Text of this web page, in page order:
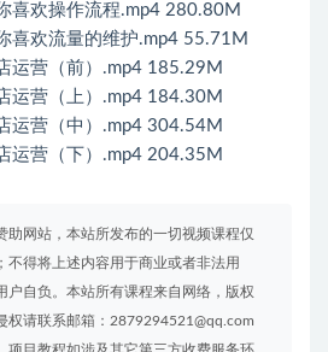
喜欢操作流程.mp4 280.80M
喜欢流量的维护.mp4 55.71M
运营（前）.mp4 185.29M
运营（上）.mp4 184.30M
运营（中）.mp4 304.54M
运营（下）.mp4 204.35M
助网站，本站所发布的一切视频课程仅
不得将上述内容用于商业或者非法用
户自负。本站所有课程来自网络，版权
权请联系邮箱：2879294521@qq.com